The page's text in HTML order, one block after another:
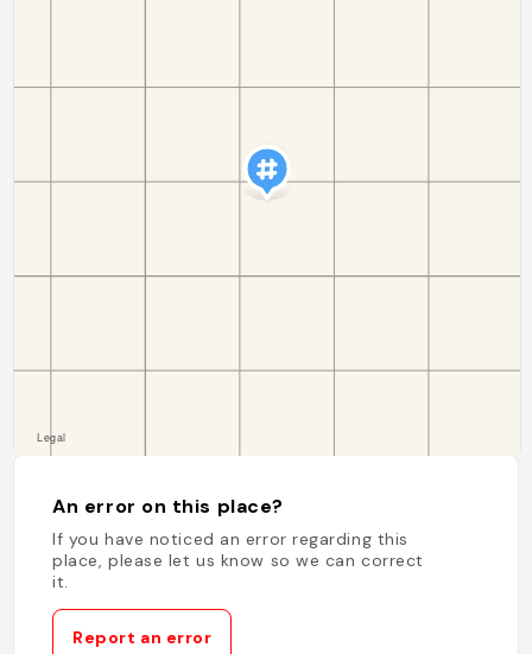
An error on this place?
If you have noticed an error regarding this
place, please let us know so we can correct
it.
Report an error